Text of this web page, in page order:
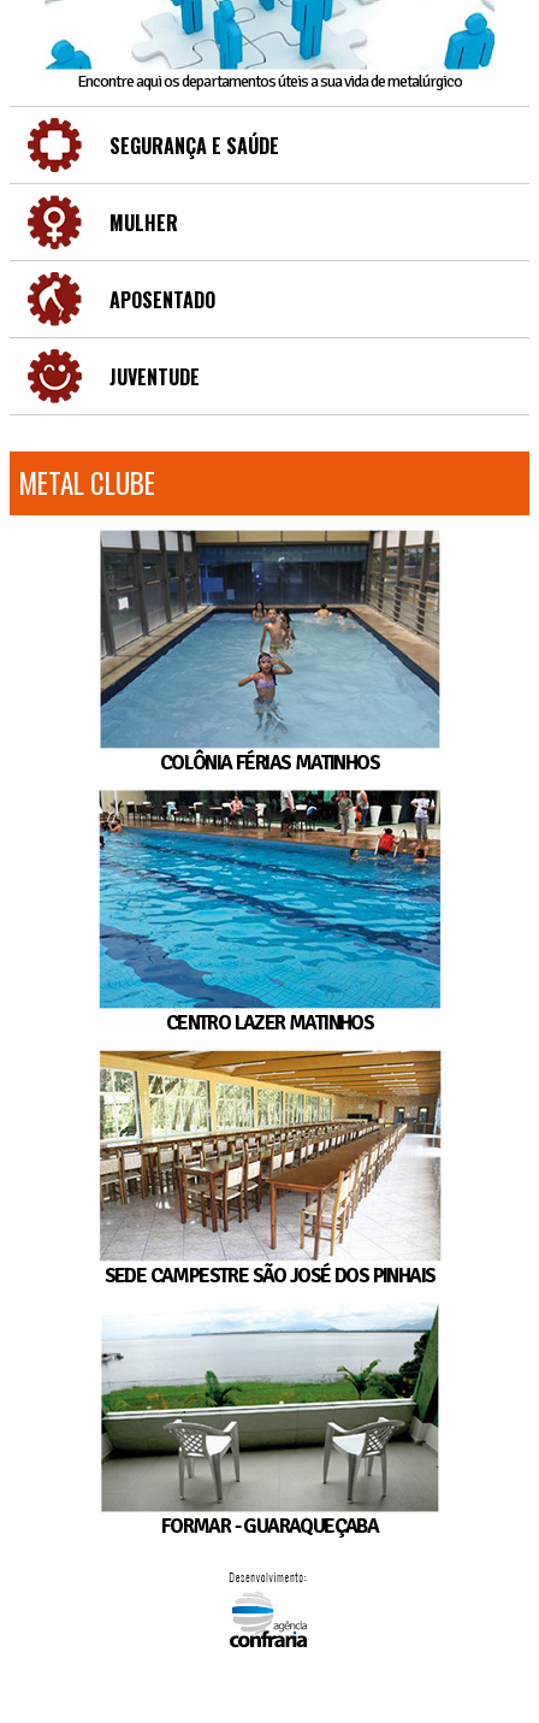
Encontre aqui os departamentos úteis a sua vida de metalúrgico
SEGURANÇA E SAÚDE
MULHER
APOSENTADO
JUVENTUDE
METAL CLUBE
COLÔNIA FÉRIAS MATINHOS
CENTRO LAZER MATINHOS
SEDE CAMPESTRE SÃO JOSÉ DOS PINHAIS
FORMAR - GUARAQUEÇABA